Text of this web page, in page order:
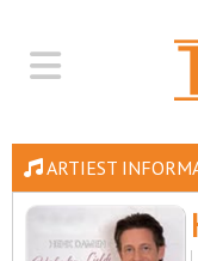
ARTIEST